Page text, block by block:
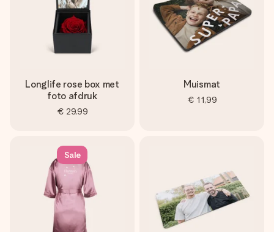
Longlife rose box met
foto afdruk
€ 29,99
Muismat
€ 11,99
Sale